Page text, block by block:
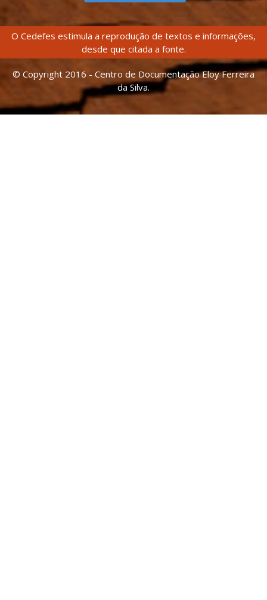
O Cedefes estimula a reprodução de textos e informações,
desde que citada a fonte.
© Copyright 2016 - Centro de Documentação Eloy Ferreira
da Silva.